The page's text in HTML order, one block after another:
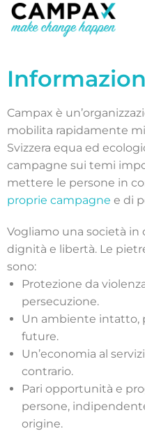
Campax è
mobilita rapidamente
Svizzera equa ed
campagne sui temi
mettere le persone in
proprie campagne e di
Vogliamo una società
dignità e libertà. Le
sono:
Protezione da
persecuzione.
Un ambiente intatto,
future.
Un’economia al
contrario.
Pari opportunità e
persone,
origine.